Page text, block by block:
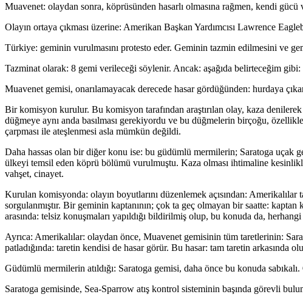
Muavenet: olaydan sonra, köprüsünden hasarlı olmasına rağmen, kendi
Olayın ortaya çıkması üzerine: Amerikan Başkan Yardımcısı Lawrence
Türkiye: geminin vurulmasını protesto eder. Geminin tazmin edilmesini ve
Tazminat olarak: 8 gemi verileceği söylenir. Ancak: aşağıda belirteceğim
Muavenet gemisi, onarılamayacak derecede hasar gördüğünden: hurdaya
Bir komisyon kurulur. Bu komisyon tarafından araştırılan olay, kaza
düğmeye aynı anda basılması gerekiyordu ve bu düğmelerin birçoğu,
çarpması ile ateşlenmesi asla mümkün değildi.
Daha hassas olan bir diğer konu ise: bu güdümlü mermilerin; Saratoga uçak
ülkeyi temsil eden köprü bölümü vurulmuştu. Kaza olması ihtimaline
vahşet, cinayet.
Kurulan komisyonda: olayın boyutlarını düzenlemek açısından:
sorgulanmıştır. Bir geminin kaptanının; çok ta geç olmayan bir saatte:
arasında: telsiz konuşmaları yapıldığı bildirilmiş olup, bu konuda da,
Ayrıca: Amerikalılar: olaydan önce, Muavenet gemisinin tüm taretlerinin:
patladığında: taretin kendisi de hasar görür. Bu hasar: tam taretin arkasında
Güdümlü mermilerin atıldığı: Saratoga gemisi, daha önce bu konuda
Saratoga gemisinde, Sea-Sparrow atış kontrol sisteminin başında görevli